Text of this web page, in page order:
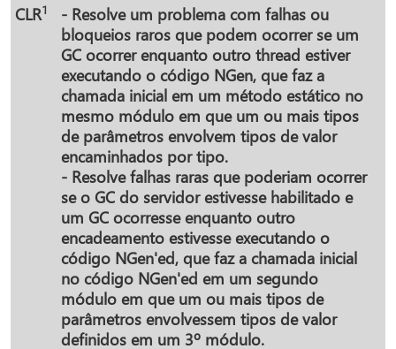
CLR1
- Resolve um problema com falhas ou
bloqueios raros que podem ocorrer se um
GC ocorrer enquanto outro thread estiver
executando o código NGen, que faz a
chamada inicial em um método estático no
mesmo módulo em que um ou mais tipos
de parâmetros envolvem tipos de valor
encaminhados por tipo.
- Resolve falhas raras que poderiam ocorrer
se o GC do servidor estivesse habilitado e
um GC ocorresse enquanto outro
encadeamento estivesse executando o
código NGen'ed, que faz a chamada inicial
no código NGen'ed em um segundo
módulo em que um ou mais tipos de
parâmetros envolvessem tipos de valor
definidos em um 3º módulo.